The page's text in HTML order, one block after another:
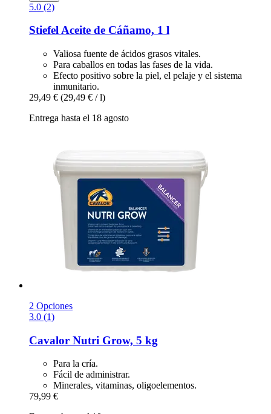
5.0 (2)
StiefelAceite de Cáñamo, 1 l
Valiosa fuente de ácidos grasos vitales.
Para caballos en todas las fases de la vida.
Efecto positivo sobre la piel, el pelaje y el sistema
inmunitario.
29,49 € (29,49 € / l)
Entrega hasta el 18 agosto
2 Opciones
3.0 (1)
Cavalor Nutri Grow, 5 kg
Para la cría.
Fácil de administrar.
Minerales, vitaminas, oligoelementos.
79,99 €